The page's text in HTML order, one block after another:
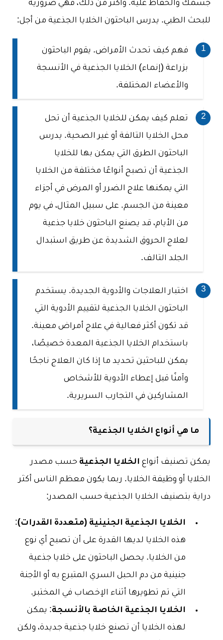
جسمك والحفاظ عليه. وأكثر من ذلك، فهي ضرورية
للبحث الطبي. يدرس الباحثون الخلايا الجذعية من أجل:
فهم كيف تحدث الأمراض. يقوم الباحثون
بزراعة (إنماء) الخلايا الجذعية في الأنسجة
والأعضاء المختلفة.
تعلم كيف يمكن للخلايا الجذعية أن تحل
محل الخلايا التالفة أو غير الصحية. يدرس
الباحثون الطرق التي يمكن بها للخلايا
الجذعية أن تصبح أنواعًا مختلفة من الخلايا
التي يمكنها علاج الضرر أو المرض في أجزاء
معينة من الجسم. على سبيل المثال، في يوم
من الأيام، قد يصنع الباحثون خلايا جذعية
لعلاج الحروق الشديدة عن طريق استبدال
الجلد التالف.
اختبار العلاجات والأدوية الجديدة. يستخدم
الباحثون الخلايا الجذعية لتقييم الأدوية التي
قد تكون أكثر فعالية في علاج أمراض معينة.
باستخدام الخلايا الجذعية المعدة خصيصًا،
يمكن للباحثين تحديد ما إذا كان العلاج ناجحًا
وآمنًا قبل إعطاء الأدوية للأشخاص
المشاركين في التجارب السريرية.
ما هي أنواع الخلايا الجذعية؟
يمكن تصنيف أنواع الخلايا الجذعية حسب مصدر
الخلايا أو وظيفة الخلايا. ربما يكون معظم الناس أكثر
دراية بتصنيف الخلايا الجذعية حسب المصدر:
الخلايا الجذعية الجنينية (متعددة القدرات):
هذه الخلايا لديها القدرة على أن تصبح أي نوع
من الخلايا. يحصل الباحثون على خلايا جذعية
جنينية من دم الحبل السري المتبرع به أو الأجنة
التي تم تطويرها أثناء الإخصاب في المختبر.
الخلايا الجذعية الخاصة بالأنسجة: يمكن
لهذه الخلايا أن تصنع خلايا جذعية جديدة، ولكن